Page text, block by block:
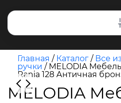
Главная / Каталог / Все
ручки / MELODIA
Rania 128 Античная
MELODIA